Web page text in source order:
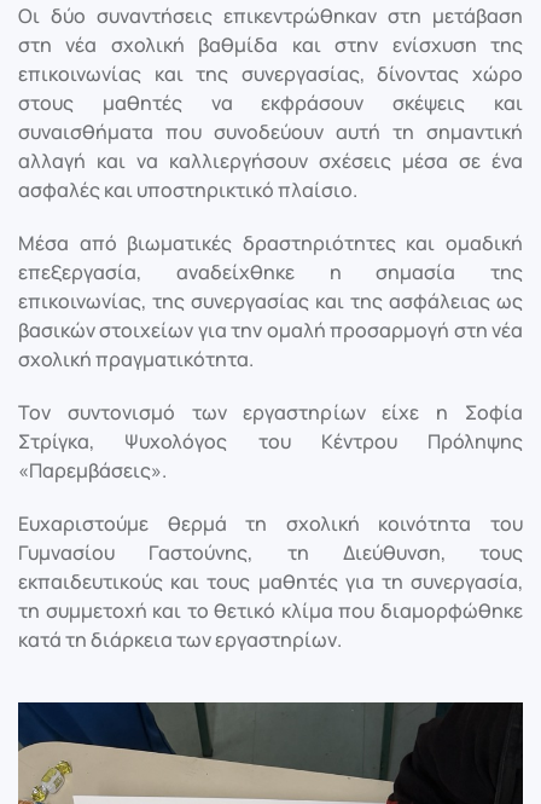
Οι δύο συναντήσεις επικεντρώθηκαν στη μετάβαση
στη νέα σχολική βαθμίδα και στην ενίσχυση της
επικοινωνίας και της συνεργασίας, δίνοντας χώρο
στους μαθητές να εκφράσουν σκέψεις και
συναισθήματα που συνοδεύουν αυτή τη σημαντική
αλλαγή και να καλλιεργήσουν σχέσεις μέσα σε ένα
ασφαλές και υποστηρικτικό πλαίσιο.
Μέσα από βιωματικές δραστηριότητες και ομαδική
επεξεργασία, αναδείχθηκε η σημασία της
επικοινωνίας, της συνεργασίας και της ασφάλειας ως
βασικών στοιχείων για την ομαλή προσαρμογή στη νέα
σχολική πραγματικότητα.
Τον συντονισμό των εργαστηρίων είχε η Σοφία
Στρίγκα, Ψυχολόγος του Κέντρου Πρόληψης
«Παρεμβάσεις».
Ευχαριστούμε θερμά τη σχολική κοινότητα του
Γυμνασίου Γαστούνης, τη Διεύθυνση, τους
εκπαιδευτικούς και τους μαθητές για τη συνεργασία,
τη συμμετοχή και το θετικό κλίμα που διαμορφώθηκε
κατά τη διάρκεια των εργαστηρίων.